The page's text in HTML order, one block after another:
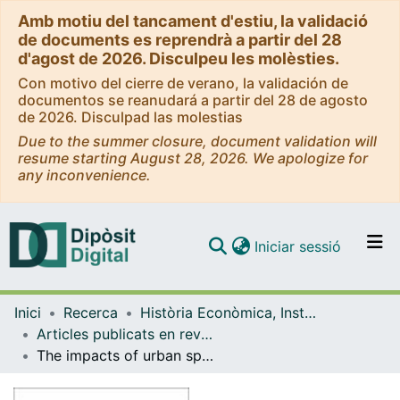
Amb motiu del tancament d'estiu, la validació
de documents es reprendrà a partir del 28
d'agost de 2026. Disculpeu les molèsties.
Con motivo del cierre de verano, la validación de
documentos se reanudará a partir del 28 de agosto
de 2026. Disculpad las molestias
Due to the summer closure, document validation will
resume starting August 28, 2026. We apologize for
any inconvenience.
Navega per tot el DD
Contacte
Iniciar sessió (current)
Inici Recerca
Història Econòmica, Institucions, Política i Economia Mundial
Articles publicats en revistes (Història Econòmica, Institucions, Política i Economia Mundial)
The impacts of urban sprawl on ecological connectivity in the Montreal Metropolitan Region